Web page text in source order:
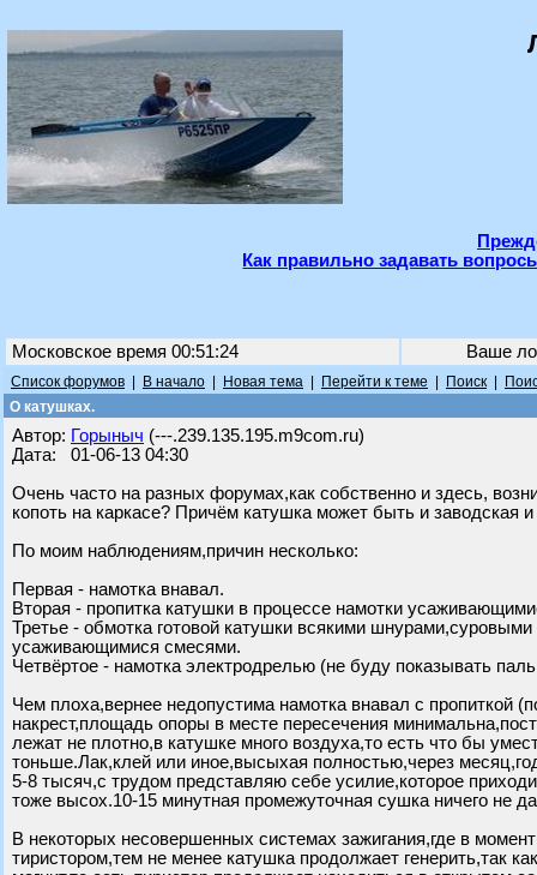
Как правильно задавать
Московское время 00:51:24 Ваше
Список форумов В начало Новая тема Перейти к теме Поиск
О катушках.
Автор: Горыныч (---.239.135.195.m9com.ru)
Дата: 01-06-13 04:30
Очень часто на разных форумах,как собственно и здесь,
копоть на каркасе? Причём катушка может быть и заводская
По моим наблюдениям,причин несколько:
Первая - намотка внавал.
Вторая - пропитка катушки в процессе намотки
Третье - обмотка готовой катушки всякими
усаживающимися смесями.
Четвёртое - намотка электродрелью (не буду показывать
Чем плоха,вернее недопустима намотка внавал с пропиткой
накрест,площадь опоры в месте пересечения
лежат не плотно,в катушке много воздуха,то есть что бы
тоньше.Лак,клей или иное,высыхая полностью,через
5-8 тысяч,с трудом представляю себе усилие,которое
тоже высох.10-15 минутная промежуточная сушка ничего не
В некоторых несовершенных системах зажигания,где в
тиристором,тем не менее катушка продолжает генерить,так